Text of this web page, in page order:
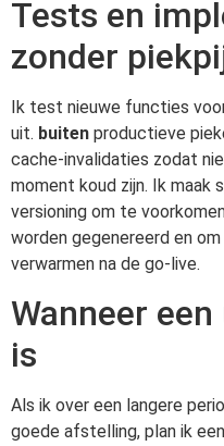
Tests en
zonder
Ik test nieuwe functies
uit. buiten productieve
cache-invalidaties zodat
moment koud zijn. Ik maak
versioning om te
worden gegenereerd en
verwarmen na de go-live.
Wanneer
is
Als ik over een langere
goede afstelling, plan ik